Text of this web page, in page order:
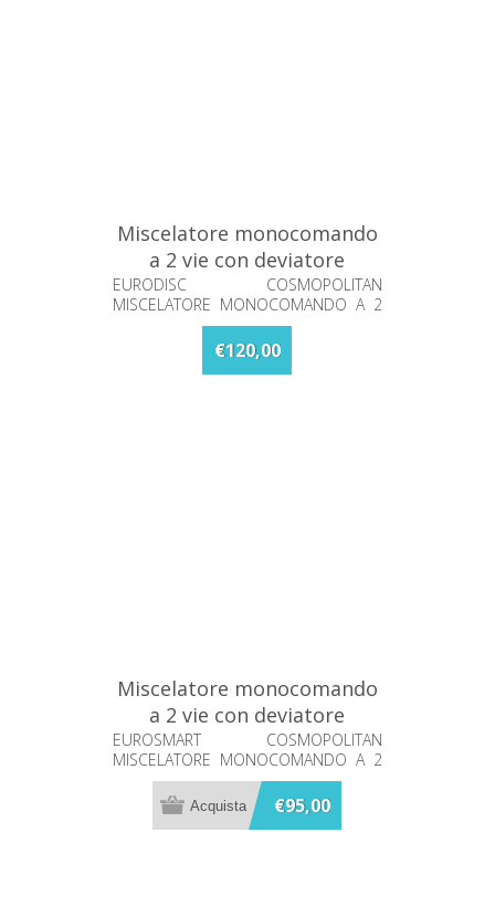
Miscelatore monocomando
a 2 vie con deviatore
Eurodisc Grohe 24056002
EURODISC COSMOPOLITAN
MISCELATORE MONOCOMANDO A 2
VIE CON DEVIATORE
€120,00
Miscelatore monocomando
a 2 vie con deviatore
Eurosmart Grohe 24045000
EUROSMART COSMOPOLITAN
MISCELATORE MONOCOMANDO A 2
VIE CON DEVIATORE
€95,00